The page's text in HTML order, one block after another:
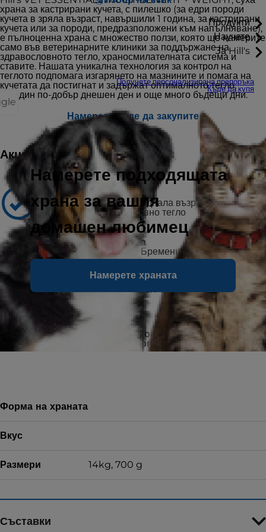
Продукти
Научете
За Hill's
Получете персонализирана препоръка
Къде да купя
Намерете подходящата
храна за вашия
домашен любимец
Намерете храната
храна за кастрирани кучета, с пилешко (за едри породи
кучета в зряла възраст, навършили 1 година, за кастрирани
кучета или за породи, предразположени към напълняване),
е пълноценна храна с множество ползи, която ще намерите
само във ветеринарните клиники за поддържане на
здравословното тегло, храносмилателната система и
ставите. Нашата уникална технология за контрол на
теглото подпомага изгарянето на мазнините и помага на
кучетата да постигнат и задържат оптималното тегло.
За един по-добър днешен ден и още много бъдещи дни.
Намерете къде да закупите
Акценти
Препоръчва се за
Кучета в зряла и напреднала възраст, навършили
1 година, за здравословно тегло
Не се препоръчва за
Кученца под 1 година
Бременни или кърмещи
кучета. По време на бременност и кърмене
кучетата трябва да преминат на VET
ESSENTIALS MULTI-BENEFIT за кученца (а не
VET ESSENTIALS MULTI-BENEFIT за кученца от
едри породи).
100% гаранция за удовлетвореност или
можете да върнете опаковката
Форма на храната
Вкус
Размери 14kg, 700 g
Съставки